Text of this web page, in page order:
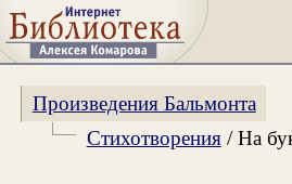
Произведения Бальмонта
Стихотворения/ На